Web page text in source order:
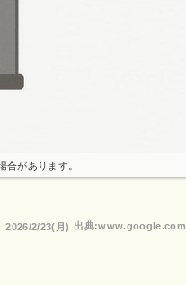
合があります。
出典:www.google.com
2026/2/23(月)